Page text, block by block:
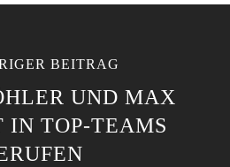
BEITRAG
UND MAX
IN TOP-TEAMS